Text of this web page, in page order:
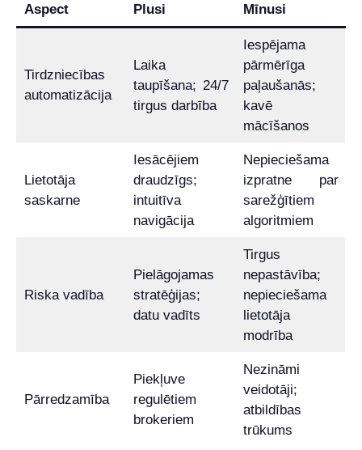
Aspect Plusi Mīnusi
Tirdzniecības
automatizācija
Laika
taupīšana; 24/7
tirgus darbība
Iespējama
pārmērīga
paļaušanās;
kavē
mācīšanos
Lietotāja
saskarne
Iesācējiem
draudzīgs;
intuitīva
navigācija
Nepieciešama
izpratne par
sarežģītiem
algoritmiem
Riska vadība
Pielāgojamas
stratēģijas;
datu vadīts
Tirgus
nepastāvība;
nepieciešama
lietotāja
modrība
Pārredzamība
Piekļuve
regulētiem
brokeriem
Nezināmi
veidotāji;
atbildības
trūkums